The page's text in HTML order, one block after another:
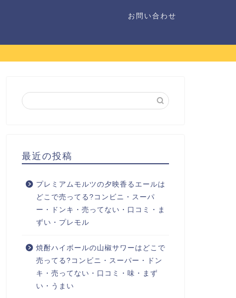
お問い合わせ
最近の投稿
プレミアムモルツの夕映香るエールは
どこで売ってる?コンビニ・スーパ
ー・ドンキ・売ってない・口コミ・ま
ずい・プレモル
焼酎ハイボールの山椒サワーはどこで
売ってる?コンビニ・スーパー・ドン
キ・売ってない・口コミ・味・まず
い・うまい